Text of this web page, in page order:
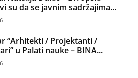
su da se javnim sadržajima...
“Arhitekti / Projektanti /
u Palati nauke – BINA...